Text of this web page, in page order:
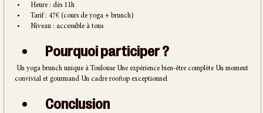
Heure : dès 11h
Tarif : 47€ (cours de yoga + brunch)
Niveau : accessible à tous
Pourquoi participer ?
Un yoga brunch unique à Toulouse Une expérience bien-être complète Un moment
convivial et gourmand Un cadre rooftop exceptionnel
Conclusion